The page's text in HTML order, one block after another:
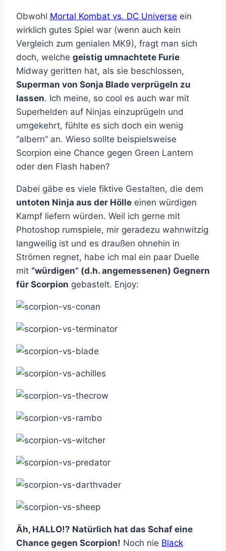
Obwohl Mortal Kombat vs. DC Universe ein
wirklich gutes Spiel war (wenn auch kein
Vergleich zum genialen MK9), fragt man sich
doch, welche geistig umnachtete Furie
Midway geritten hat, als sie beschlossen,
Superman von Sonja Blade verprügeln zu
lassen. Ich meine, so cool es auch war mit
Superhelden auf Ninjas einzuprügeln und
umgekehrt, fühlte es sich doch ein wenig
“albern” an. Wieso sollte beispielsweise
Scorpion eine Chance gegen Green Lantern
oder den Flash haben?
Dabei gäbe es viele fiktive Gestalten, die dem
untoten Ninja aus der Hölle einen würdigen
Kampf liefern würden. Weil ich gerne mit
Photoshop rumspiele, mir geradezu wahnwitzig
langweilig ist und es draußen ohnehin in
Strömen regnet, habe ich mal ein paar Duelle
mit “würdigen” (d.h. angemessenen) Gegnern
für Scorpion gebastelt. Enjoy:
Äh, HALLO!? Natürlich hat das Schaf eine
Chance gegen Scorpion! Noch nie Black